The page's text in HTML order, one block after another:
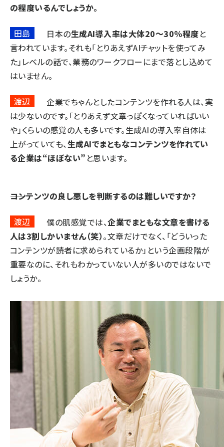
の程度いるんでしょうか。
田島 日本の生成AI導入率は大体20～30％程度と
言われています。それも「とりあえずAIチャットを使ってみ
た」レベルの話で、業務のワークフローにまで落とし込めて
はいません。
渡辺
企業でちゃんとしたコンテンツを作れる人は、実
は少ないのです。「とりあえず文章っぽくなっていればいい
や」くらいの感覚の人も多いです。生成AIの導入率自体は
上がっていても、生成AIでまともなコンテンツを作れてい
る企業は“ほぼない” と思います。
――コンテンツの良し悪しを判断するのは難しいですか？
渡辺 僕の肌感覚では、企業でまともな文章を書ける
人は3割しかいません（笑）。文章だけでなく、「どういった
コンテンツが読者に求められているか」という企画段階が
重要なのに、それもわかっていない人が多いのではないで
しょうか。